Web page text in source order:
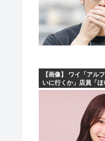
【速報】ワイの近
【悲報】NHK職員
【朗報】米、
【画像】風俗に行
【わかる】女とか
【画像】 ワイ「アル
いに行くか」店員「ほ
ワイ「金額おかしく
思うよな？？？？？